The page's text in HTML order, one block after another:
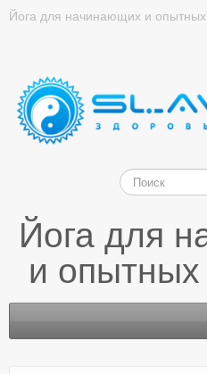
Йога для начинающих и опытных
Йога для
и опытных